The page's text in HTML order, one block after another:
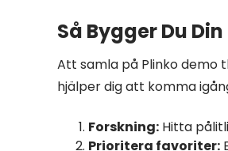
Så Bygger Du
Att samla på Plinko demo
hjälper dig att komma
Forskning: Hitta
Prioritera favoriter: